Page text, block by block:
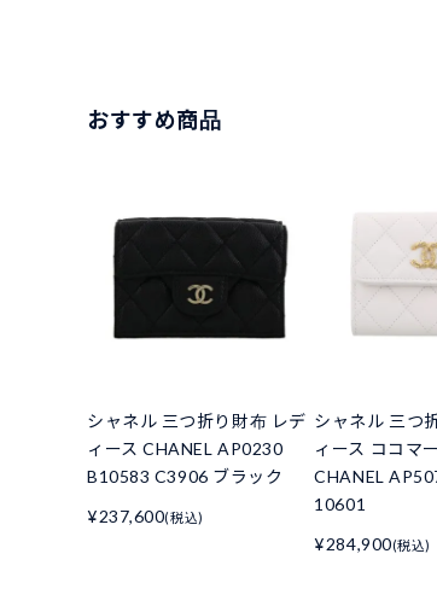
おすすめ商品
シャネル 三つ折り財布 レデ
ィース CHANEL AP0230
B10583 C3906 ブラック
¥237,600(税込)
シャネル 三つ
ィース ココマ
CHANEL
10601
¥284,900(税込)